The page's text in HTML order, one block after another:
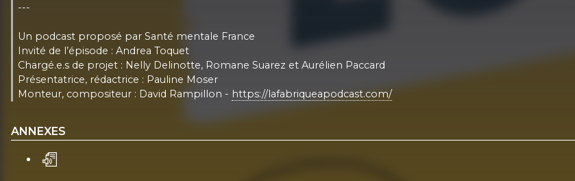
---
Un podcast proposé par Santé mentale France
Invité de l’épisode : Andrea Toquet
Chargé.e.s de projet : Nelly Delinotte, Romane Suarez et Aurélien Paccard
Présentatrice, rédactrice : Pauline Moser
Monteur, compositeur : David Rampillon - https://lafabriqueapodcast.com/
ANNEXES